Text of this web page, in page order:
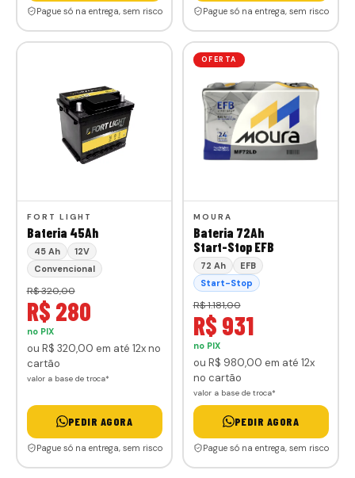
Pague só na entrega, sem risco Pague só na entrega, sem risco
FORT LIGHT
Bateria 45Ah
45 Ah
12V
Convencional
R$ 320,00
R$ 280
no PIX
ou R$ 320,00 em até 12x no
cartão
valor a base de troca*
PEDIR AGORA
Pague só na entrega, sem risco
OFERTA
MOURA
Bateria 72Ah
Start-Stop EFB
72 Ah
EFB
Start-Stop
R$ 1.181,00
R$ 931
no PIX
ou R$ 980,00 em até 12x
no cartão
valor a base de troca*
PEDIR AGORA
Pague só na entrega, sem risco